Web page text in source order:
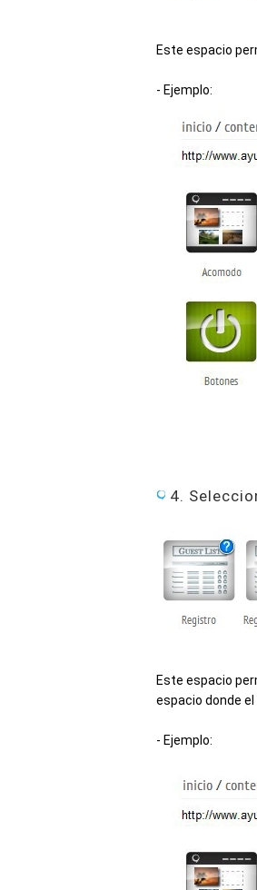
Este espacio
- Ejemplo:
4.
Este espacio
espacio donde
- Ejemplo: